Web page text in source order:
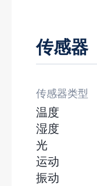
传感器
传感器类型
温度
湿度
光
运动
振动